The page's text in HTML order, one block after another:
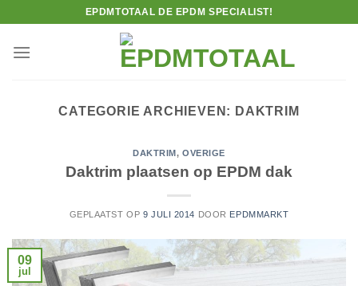
inhoud
EPDMTOTAAL DE EPDM SPECIALIST!
CATEGORIE ARCHIEVEN: DAKTRIM
DAKTRIM,OVERIGE
Daktrim plaatsen op EPDM dak
GEPLAATST OP 9 JULI 2014 DOOR EPDMMARKT
09
jul